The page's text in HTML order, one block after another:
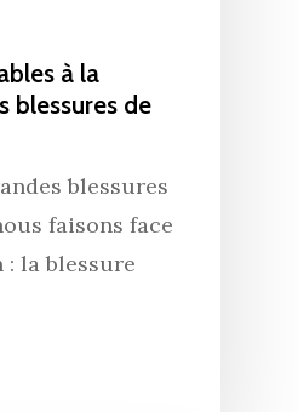
à la
blessures de
blessures
faisons face
la blessure